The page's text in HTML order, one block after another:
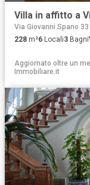
Villa in affitto a
Via Giovanni Spano
228 m²6 Locali3 Bagni
Aggiornato oltre un
Immobiliare.it